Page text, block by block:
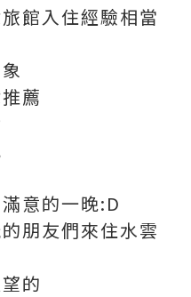
館入住經驗相當
薦
意的一晚:D
朋友們來住水雲
的